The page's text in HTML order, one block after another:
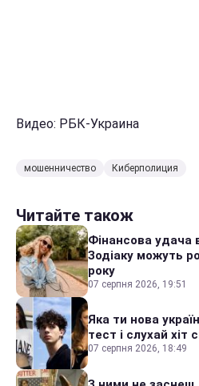
Видео: РБК-Украина
мошенничество Киберполиция
Читайте також
Фінансова удача
Зодіаку можуть
року
07 серпня 2026, 19:51
Яка ти нова
тест і слухай хіт
07 серпня 2026, 18:49